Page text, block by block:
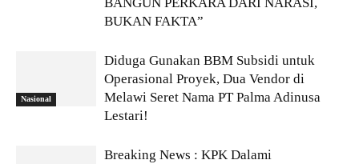
BUKAN FAKTA”
Nasional
Diduga Gunakan BBM Subsidi untuk
Operasional Proyek, Dua Vendor di
Melawi Seret Nama PT Palma Adinusa
Lestari!
Breaking News : KPK Dalami